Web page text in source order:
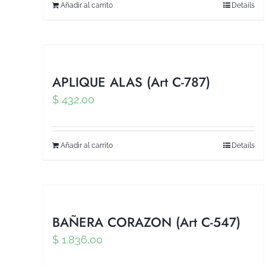
Añadir al carrito Details
APLIQUE ALAS (Art C-787)
$ 432,00
Añadir al carrito Details
BAÑERA CORAZON (Art C-547)
$ 1.836,00